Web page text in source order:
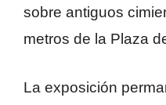
sobre antiguos
metros de la Plaza
La exposición